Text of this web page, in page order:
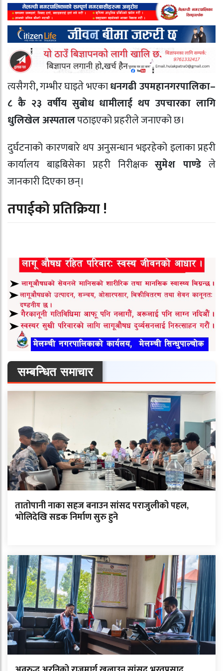
त्यसैगरी, गम्भीर घाइते भएकाधनगढी उपमहानगरपालिका–
८ कै २३ वर्षीय सुबोध धामीलाई थप उपचारका लागि
धुलिखेल अस्पतालपठाइएको प्रहरीले जनाएको छ।
दुर्घटनाको कारणबारे थप अनुसन्धान भइरहेको इलाका प्रहरी
कार्यालय बाह्रबिसेका प्रहरी निरीक्षकसुमेश पाण्डे ले
जानकारी दिएका छन्।
तपाईको प्रतिक्रिया !
सम्बन्धित समाचार
तातोपानी नाका सहज बनाउन सांसद पराजुलीको पहल,
भोलिदेखि सडक निर्माण सुरु हुने